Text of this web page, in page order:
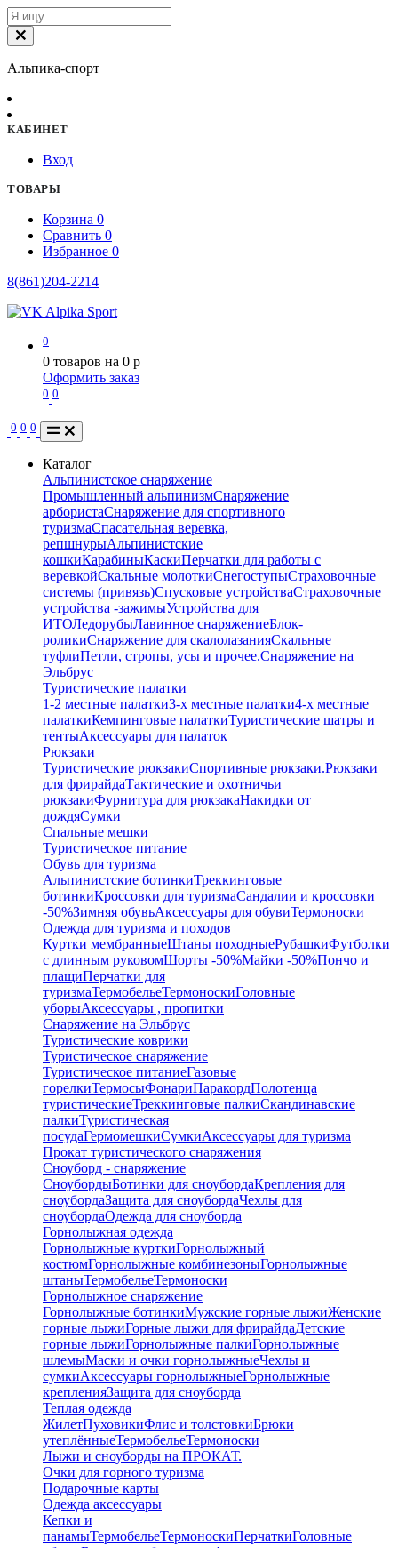
Альпика-спорт
КАБИНЕТ
Вход
ТОВАРЫ
Корзина 0
Сравнить 0
Избранное 0
8(861)204-2214
0
0 товаров на 0 p
Оформить заказ
0 0
0 0 0
Каталог
Альпинистское снаряжение
Промышленный альпинизмСнаряжение
арбористаСнаряжение для спортивного
туризмаСпасательная веревка,
репшнурыАльпинистские
кошкиКарабиныКаскиПерчатки для работы с
веревкойСкальные молоткиСнегоступыСтраховочные
системы (привязь)Спусковые устройстваСтраховочные
устройства -зажимыУстройства для
ИТОЛедорубыЛавинное снаряжениеБлок-
роликиСнаряжение для скалолазанияСкальные
туфлиПетли, стропы, усы и прочее.Снаряжение на
Эльбрус
Туристические палатки
1-2 местные палатки3-х местные палатки4-х местные
палаткиКемпинговые палаткиТуристические шатры и
тентыАксессуары для палаток
Рюкзаки
Туристические рюкзакиСпортивные рюкзаки.Рюкзаки
для фрирайдаТактические и охотничьи
рюкзакиФурнитура для рюкзакаНакидки от
дождяСумки
Спальные мешки
Туристическое питание
Обувь для туризма
Альпинистские ботинкиТреккинговые
ботинкиКроссовки для туризмаСандалии и кроссовки
-50%Зимняя обувьАксессуары для обувиТермоноски
Одежда для туризма и походов
Куртки мембранныеШтаны походныеРубашкиФутболки
с длинным руковомШорты -50%Майки -50%Пончо и
плащиПерчатки для
туризмаТермобельеТермоноскиГоловные
уборыАксессуары , пропитки
Снаряжение на Эльбрус
Туристические коврики
Туристическое снаряжение
Туристическое питаниеГазовые
горелкиТермосыФонариПаракордПолотенца
туристическиеТреккинговые палкиСкандинавские
палкиТуристическая
посудаГермомешкиСумкиАксессуары для туризма
Прокат туристического снаряжения
Сноуборд - снаряжение
СноубордыБотинки для сноубордаКрепления для
сноубордаЗащита для сноубордаЧехлы для
сноубордаОдежда для сноуборда
Горнолыжная одежда
Горнолыжные курткиГорнолыжный
костюмГорнолыжные комбинезоныГорнолыжные
штаныТермобельеТермоноски
Горнолыжное снаряжение
Горнолыжные ботинкиМужские горные лыжиЖенские
горные лыжиГорные лыжи для фрирайдаДетские
горные лыжиГорнолыжные палкиГорнолыжные
шлемыМаски и очки горнолыжныеЧехлы и
сумкиАксессуары горнолыжныеГорнолыжные
крепленияЗащита для сноуборда
Теплая одежда
ЖилетПуховикиФлис и толстовкиБрюки
утеплённыеТермобельеТермоноски
Лыжи и сноуборды на ПРОКАТ.
Очки для горного туризма
Подарочные карты
Одежда аксессуары
Кепки и
панамыТермобельеТермоноскиПерчаткиГоловные